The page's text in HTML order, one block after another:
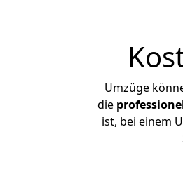
Umzüge
die
ist, bei einem